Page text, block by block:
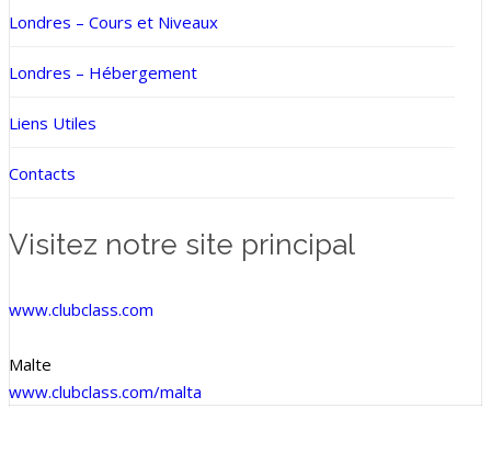
Londres – Cours et Niveaux
Londres – Hébergement
Liens Utiles
Contacts
Visitez notre site principal
www.clubclass.com
Malte
www.clubclass.com/malta